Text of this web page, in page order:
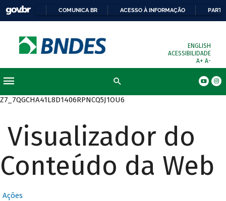
COMUNICA BR ACESSO À INFORMAÇÃO
ENGLISH
ACESSIBILIDADE
A+ A-
Z7_7QGCHA41L8D1406RPNCQ5J1OU6
Visualizador do
Conteúdo da Web
Ações